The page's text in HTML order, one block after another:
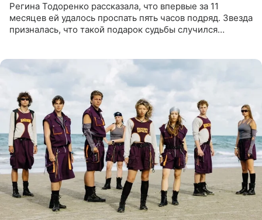
Регина Тодоренко рассказала, что впервые за 11
месяцев ей удалось проспать пять часов подряд. Звезда
призналась, что такой подарок судьбы случился